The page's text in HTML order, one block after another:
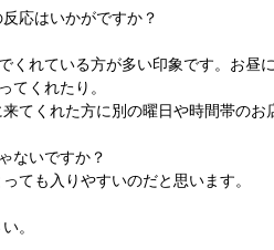
応はいかがですか？
くれている方が多い印象です。お昼
てくれたり。
てくれた方に別の曜日や時間帯のお
ないですか？
ても入りやすいのだと思います。
。